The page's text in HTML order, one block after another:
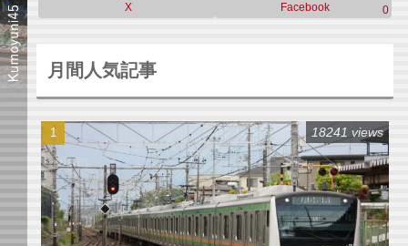
X Facebook 0
月間人気記事
18241 views